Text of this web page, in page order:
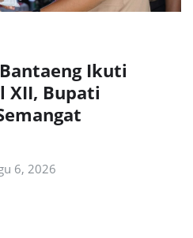
Ikuti
XII, Bupati
6, 2026